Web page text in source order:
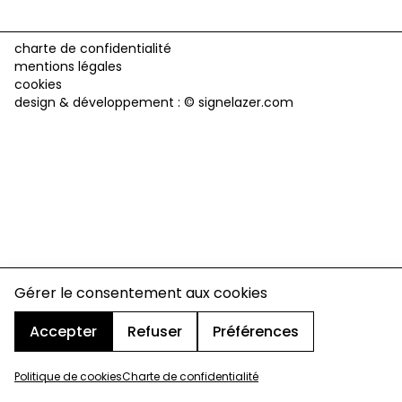
Gérer le consentement aux cookies
Accepter
Refuser Préférences
Politique de cookiesCharte de confidentialité
charte de confidentialité
mentions légales
cookies
design & développement : © signelazer.com